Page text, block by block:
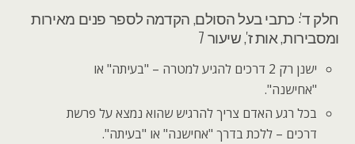
חלק ד': כתבי בעל הסולם, הקדמה לספר פנים מאירות
ומסבירות, אות ז', שיעור 7
ישנן רק 2 דרכים להגיע למטרה – "בעיתה" או
"אחישנה".
בכל רגע האדם צריך להרגיש שהוא נמצא על פרשת
דרכים – ללכת בדרך "אחישנה" או "בעיתה".